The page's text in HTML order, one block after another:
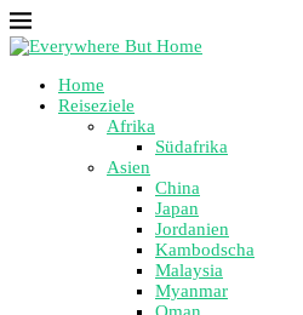
Home
Reiseziele
Afrika
Südafrika
Asien
China
Japan
Jordanien
Kambodscha
Malaysia
Myanmar